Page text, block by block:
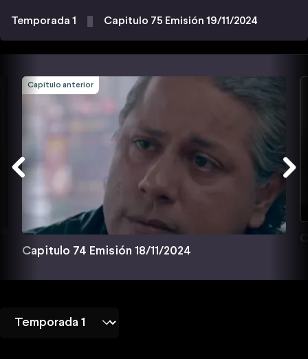
Temporada 1 Capitulo 75 Emisión 19/11/2024
Capítulo anterior
Capitulo 74 Emisión 18/11/2024